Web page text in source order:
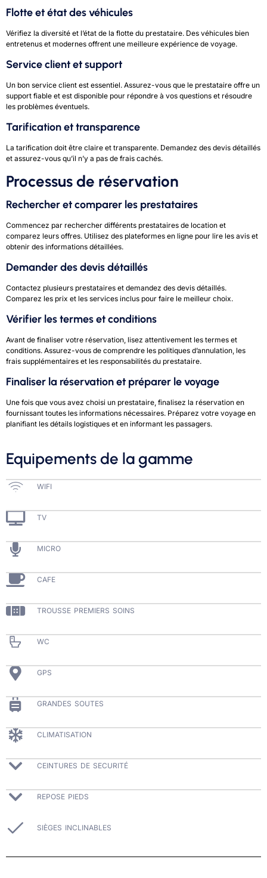
Flotte et état des véhicules
Vérifiez la diversité et l’état de la flotte du prestataire. Des véhicules bien
entretenus et modernes offrent une meilleure expérience de voyage.
Service client et support
Un bon service client est essentiel. Assurez-vous que le prestataire offre un
support fiable et est disponible pour répondre à vos questions et résoudre
les problèmes éventuels.
Tarification et transparence
La tarification doit être claire et transparente. Demandez des devis détaillés
et assurez-vous qu’il n’y a pas de frais cachés.
Processus de réservation
Rechercher et comparer les prestataires
Commencez par rechercher différents prestataires de location et
comparez leurs offres. Utilisez des plateformes en ligne pour lire les avis et
obtenir des informations détaillées.
Demander des devis détaillés
Contactez plusieurs prestataires et demandez des devis détaillés.
Comparez les prix et les services inclus pour faire le meilleur choix.
Vérifier les termes et conditions
Avant de finaliser votre réservation, lisez attentivement les termes et
conditions. Assurez-vous de comprendre les politiques d’annulation, les
frais supplémentaires et les responsabilités du prestataire.
Finaliser la réservation et préparer le voyage
Une fois que vous avez choisi un prestataire, finalisez la réservation en
fournissant toutes les informations nécessaires. Préparez votre voyage en
planifiant les détails logistiques et en informant les passagers.
Equipements de la gamme
WIFI
TV
MICRO
CAFE
TROUSSE PREMIERS SOINS
WC
GPS
GRANDES SOUTES
CLIMATISATION
CEINTURES DE SECURITÉ
REPOSE PIEDS
SIÈGES INCLINABLES